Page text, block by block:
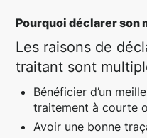
Pourquoi déclarer son
Les raisons de
traitant sont
Bénéficier d’un
traitement à courte
Avoir une bonne